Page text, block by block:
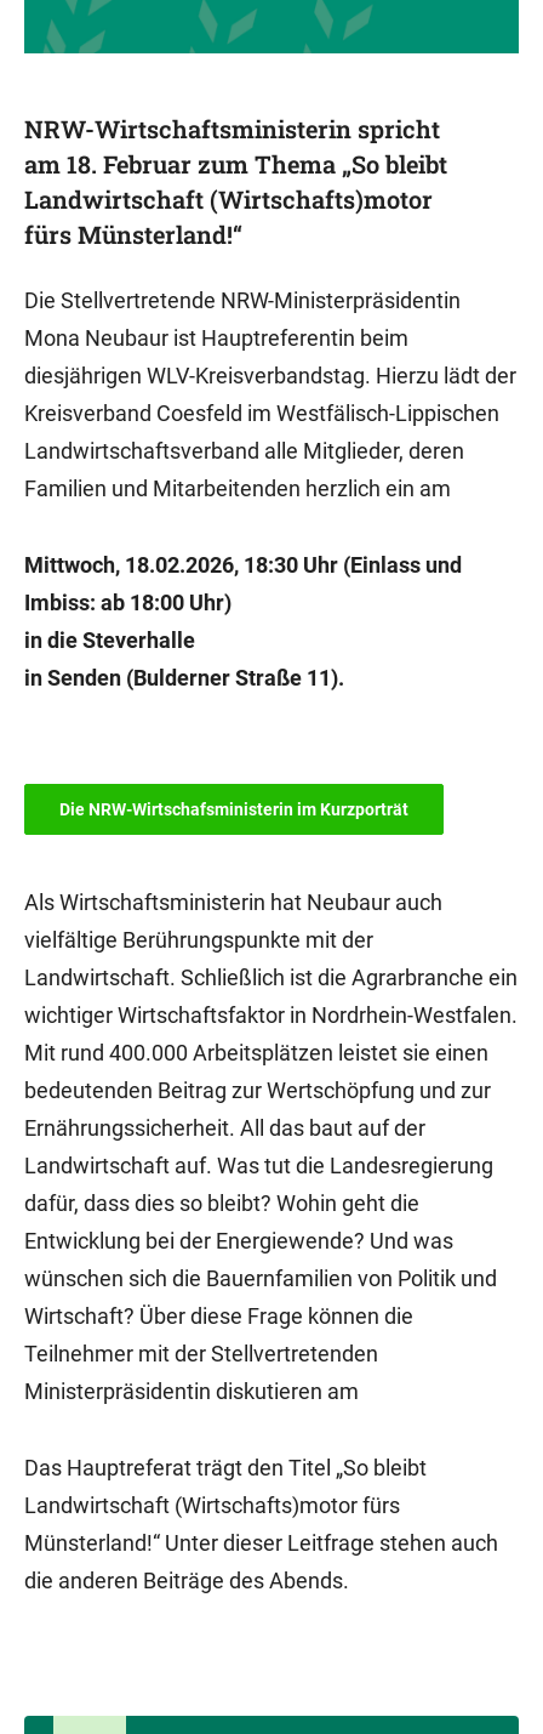
NRW-Wirtschaftsministerin spricht
am 18. Februar zum Thema „So bleibt
Landwirtschaft (Wirtschafts)motor
fürs Münsterland!“
Die Stellvertretende NRW-Ministerpräsidentin
Mona Neubaur ist Hauptreferentin beim
diesjährigen WLV-Kreisverbandstag. Hierzu lädt der
Kreisverband Coesfeld im Westfälisch-Lippischen
Landwirtschaftsverband alle Mitglieder, deren
Familien und Mitarbeitenden herzlich ein am
Mittwoch, 18.02.2026, 18:30 Uhr (Einlass und
Imbiss: ab 18:00 Uhr)
in die Steverhalle
in Senden (Bulderner Straße 11).
Die NRW-Wirtschafsministerin im Kurzporträt
Als Wirtschaftsministerin hat Neubaur auch
vielfältige Berührungspunkte mit der
Landwirtschaft. Schließlich ist die Agrarbranche ein
wichtiger Wirtschaftsfaktor in Nordrhein-Westfalen.
Mit rund 400.000 Arbeitsplätzen leistet sie einen
bedeutenden Beitrag zur Wertschöpfung und zur
Ernährungssicherheit. All das baut auf der
Landwirtschaft auf. Was tut die Landesregierung
dafür, dass dies so bleibt? Wohin geht die
Entwicklung bei der Energiewende? Und was
wünschen sich die Bauernfamilien von Politik und
Wirtschaft? Über diese Frage können die
Teilnehmer mit der Stellvertretenden
Ministerpräsidentin diskutieren am
Das Hauptreferat trägt den Titel „So bleibt
Landwirtschaft (Wirtschafts)motor fürs
Münsterland!“ Unter dieser Leitfrage stehen auch
die anderen Beiträge des Abends.